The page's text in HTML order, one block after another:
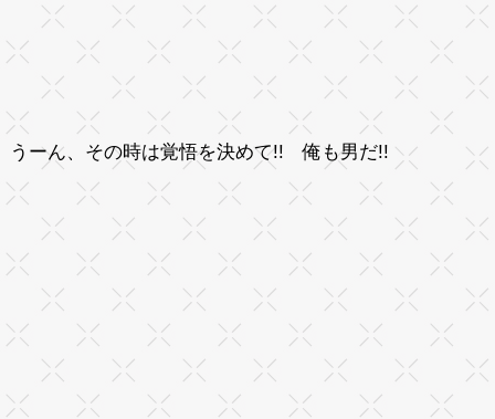
うーん、その時は覚悟を決めて!! 俺も男だ!!